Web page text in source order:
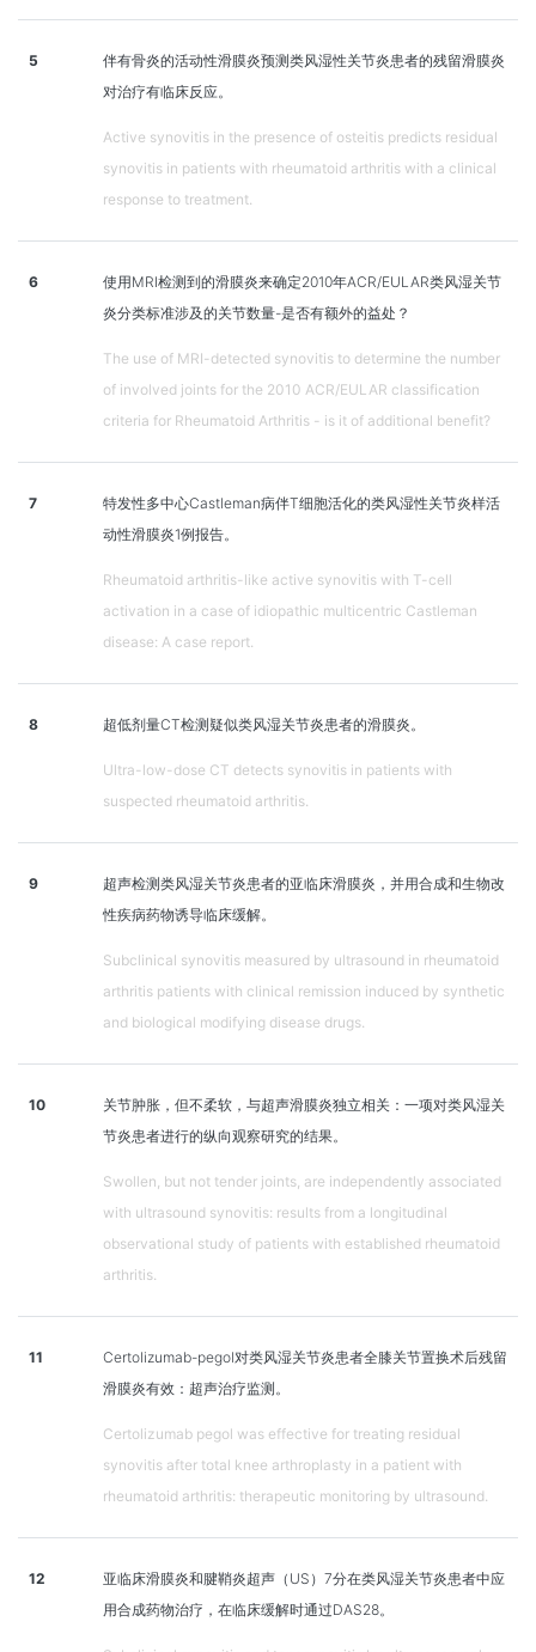
5
伴有骨炎的活动性滑膜炎预测类风湿性关节炎患者的残留滑膜炎
对治疗有临床反应。
Active synovitis in the presence of osteitis predicts residual
synovitis in patients with rheumatoid arthritis with a clinical
response to treatment.
6
使用MRI检测到的滑膜炎来确定2010年ACR/EULAR类风湿关节
炎分类标准涉及的关节数量-是否有额外的益处？
The use of MRI-detected synovitis to determine the number
of involved joints for the 2010 ACR/EULAR classification
criteria for Rheumatoid Arthritis - is it of additional benefit?
7
特发性多中心Castleman病伴T细胞活化的类风湿性关节炎样活
动性滑膜炎1例报告。
Rheumatoid arthritis-like active synovitis with T-cell
activation in a case of idiopathic multicentric Castleman
disease: A case report.
8 超低剂量CT检测疑似类风湿关节炎患者的滑膜炎。
Ultra-low-dose CT detects synovitis in patients with
suspected rheumatoid arthritis.
9
超声检测类风湿关节炎患者的亚临床滑膜炎，并用合成和生物改
性疾病药物诱导临床缓解。
Subclinical synovitis measured by ultrasound in rheumatoid
arthritis patients with clinical remission induced by synthetic
and biological modifying disease drugs.
10
关节肿胀，但不柔软，与超声滑膜炎独立相关：一项对类风湿关
节炎患者进行的纵向观察研究的结果。
Swollen, but not tender joints, are independently associated
with ultrasound synovitis: results from a longitudinal
observational study of patients with established rheumatoid
arthritis.
11
Certolizumab-pegol对类风湿关节炎患者全膝关节置换术后残留
滑膜炎有效：超声治疗监测。
Certolizumab pegol was effective for treating residual
synovitis after total knee arthroplasty in a patient with
rheumatoid arthritis: therapeutic monitoring by ultrasound.
12
亚临床滑膜炎和腱鞘炎超声（US）7分在类风湿关节炎患者中应
用合成药物治疗，在临床缓解时通过DAS28。